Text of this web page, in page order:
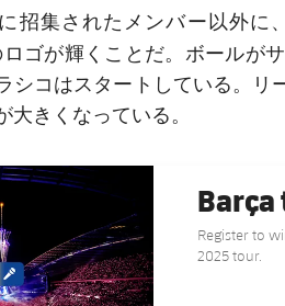
招集されたメンバー以外に
ロゴが輝くことだ。ボールが
シコはスタートしている。リ
大きくなっている。
Barça
Register to
2025 tour.